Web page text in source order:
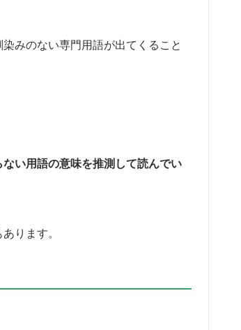
みのない専門用語が出てくること
い用語の意味を推測して読んでい
ります。